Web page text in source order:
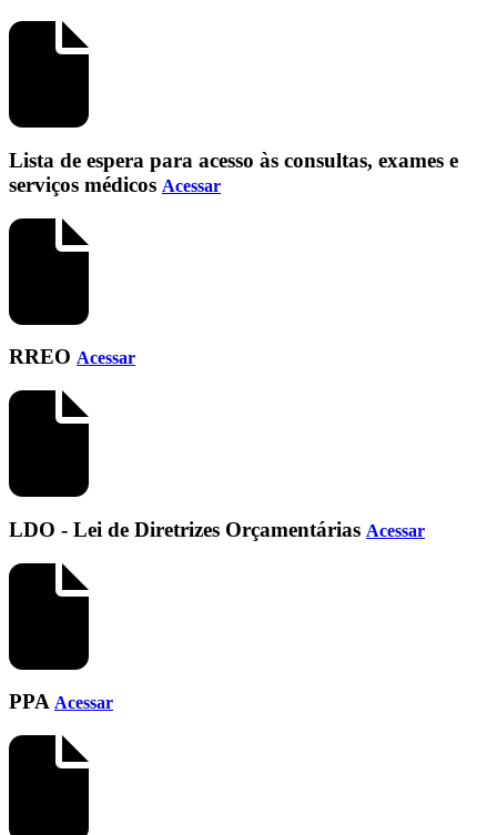
Lista de espera para acesso às consultas, exames e
serviços médicos Acessar
RREO Acessar
LDO - Lei de Diretrizes Orçamentárias Acessar
PPA Acessar